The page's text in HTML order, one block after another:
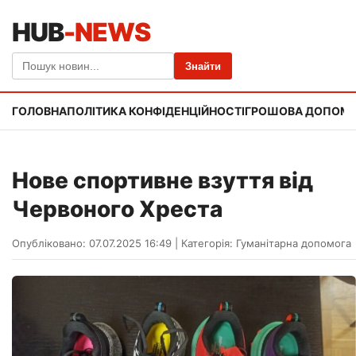
HUB-NEWS
Знайти
ГОЛОВНАПОЛІТИКА КОНФІДЕНЦІЙНОСТІГРОШОВА
Нове спортивне взуття від
Червоного Хреста
Опубліковано: 07.07.2025 16:49 Категорія: Гуманітарна допомога